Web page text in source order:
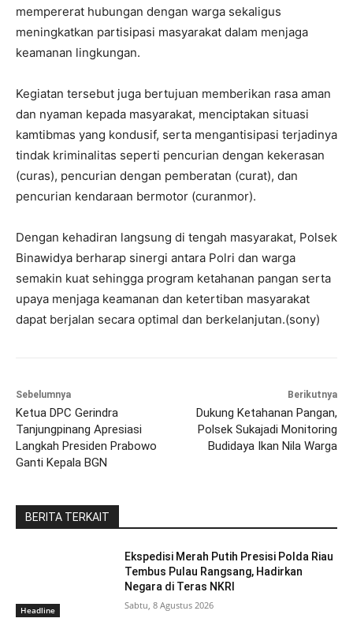
mempererat hubungan dengan warga sekaligus
meningkatkan partisipasi masyarakat dalam menjaga
keamanan lingkungan.
Kegiatan tersebut juga bertujuan memberikan rasa aman
dan nyaman kepada masyarakat, menciptakan situasi
kamtibmas yang kondusif, serta mengantisipasi terjadinya
tindak kriminalitas seperti pencurian dengan kekerasan
(curas), pencurian dengan pemberatan (curat), dan
pencurian kendaraan bermotor (curanmor).
Dengan kehadiran langsung di tengah masyarakat, Polsek
Binawidya berharap sinergi antara Polri dan warga
semakin kuat sehingga program ketahanan pangan serta
upaya menjaga keamanan dan ketertiban masyarakat
dapat berjalan secara optimal dan berkelanjutan.(sony)
Sebelumnya
Ketua DPC Gerindra
Tanjungpinang Apresiasi
Langkah Presiden Prabowo
Ganti Kepala BGN
Berikutnya
Dukung Ketahanan Pangan,
Polsek Sukajadi Monitoring
Budidaya Ikan Nila Warga
BERITA TERKAIT
Headline
Ekspedisi Merah Putih Presisi Polda Riau
Tembus Pulau Rangsang, Hadirkan
Negara di Teras NKRI
Sabtu, 8 Agustus 2026